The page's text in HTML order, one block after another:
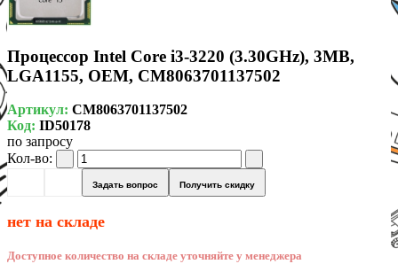
Процессор Intel Core i3-3220 (3.30GHz), 3MB,
LGA1155, OEM, CM8063701137502
Артикул: CM8063701137502
Код: ID50178
по запросу
Кол-во:
Задать вопрос Получить скидку
нет на складе
Доступное количество на складе уточняйте у менеджера